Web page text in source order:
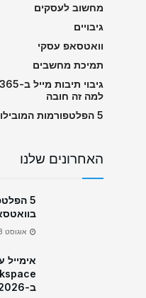
מחשוב לעסקים
גיבויים
וואטסאפ עסקי
תמיכת מחשבים
למה זה חובה
5 הפלטפורמות המובילות לבניית בוטים בוואטסאפ ב-2026
האחרונים שלנו
5
אוגוסט 3, 2026
ב-2026